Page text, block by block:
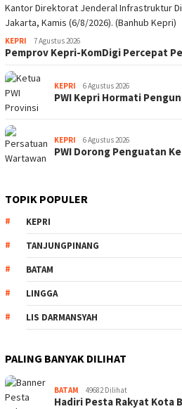
KEPRI 7 Agustus 2026
Pemprov Kepri-KomDigi Percepat
KEPRI 6 Agustus 2026
PWI Kepri Hormati
KEPRI 6 Agustus 2026
PWI Dorong Penguatan
TOPIK POPULER
KEPRI
TANJUNGPINANG
BATAM
LINGGA
LIS DARMANSYAH
PALING BANYAK DILIHAT
BATAM 49682 Dilihat
Hadiri Pesta Rakyat Kota